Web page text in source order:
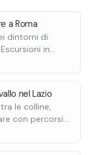
e
vi attenderà
tranquillità.
accompagnarvi
a Roma
dintorni di
in
nel Lazio
le colline,
con percorsi